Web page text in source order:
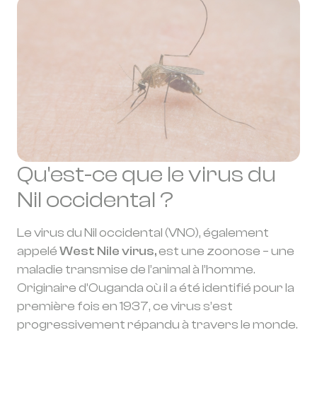
Qu'est-ce que le virus du
Nil occidental ?
Le virus du Nil occidental (VNO), également
appeléWest Nile virus,est une zoonose – une
maladie transmise de l’animal à l’homme.
Originaire d’Ouganda où il a été identifié pour la
première fois en 1937, ce virus s’est
progressivement répandu à travers le monde.